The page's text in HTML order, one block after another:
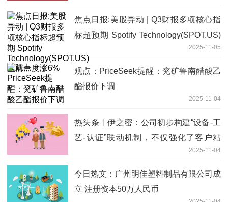
焦点日报:美股异动 | Q3财报多项核心指
标超预期 Spotify Technology(SPOT.US)
2025-11-05
观点：PriceSeek提醒：兖矿鲁南醋酸乙
酯报价下调
2025-11-04
热头条丨伊之密：公司初步构建“设备-工
艺-认证”联动机制，不仅强化了客户粘
性，也为公司构筑起涵盖技术、服务与认
证的综合壁垒
2025-11-04
今日热文：广州明佳塑料制品有限公司成
立 注册资本50万人民币